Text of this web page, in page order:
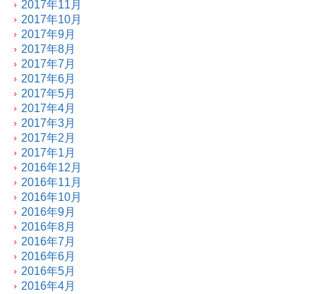
2017年11月
2017年10月
2017年9月
2017年8月
2017年7月
2017年6月
2017年5月
2017年4月
2017年3月
2017年2月
2017年1月
2016年12月
2016年11月
2016年10月
2016年9月
2016年8月
2016年7月
2016年6月
2016年5月
2016年4月